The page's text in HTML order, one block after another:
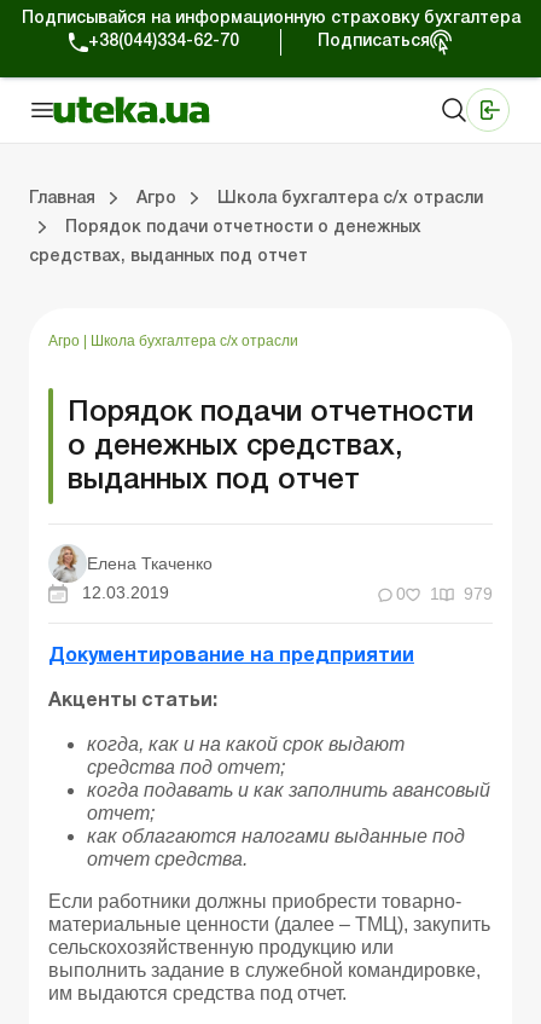
Подписывайся на информационную страховку бухгалтера
+38(044)334-62-70
Подписаться
Главная Агро
Школа бухгалтера с/х отрасли
Порядок подачи отчетности о денежных
средствах, выданных под отчет
Агро Школа бухгалтера с/х отрасли
Порядок подачи отчетности
о денежных средствах,
выданных под отчет
Елена Ткаченко
12.03.2019
0 1 979
Документирование на предприятии
Акценты статьи:
когда, как и на какой срок выдают
средства под отчет;
когда подавать и как заполнить авансовый
отчет;
как облагаются налогами выданные под
отчет средства.
Если работники должны приобрести товарно-
материальные ценности (далее – ТМЦ), закупить
сельскохозяйственную продукцию или
выполнить задание в служебной командировке,
им выдаются средства под отчет.